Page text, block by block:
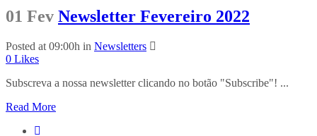
01 Fev Newsletter Fevereiro 2022
Posted at 09:00h in Newsletters
0 Likes
Subscreva a nossa newsletter clicando no botão "Subscribe"! ...
Read More